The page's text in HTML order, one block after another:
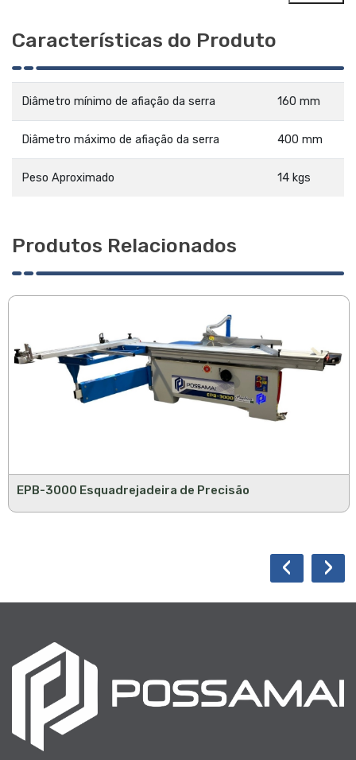
Características do Produto
Diâmetro mínimo de afiação da serra 160 mm
Diâmetro máximo de afiação da serra 400 mm
Peso Aproximado 14 kgs
Produtos Relacionados
EPB-3000 Esquadrejadeira de Precisão
‹ ›